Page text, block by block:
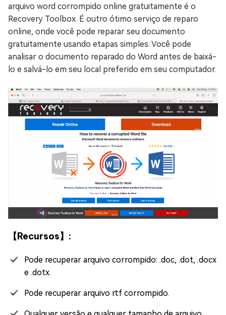
arquivo word corrompido online gratuitamente é o
Recovery Toolbox. É outro ótimo serviço de reparo
online, onde você pode reparar seu documento
gratuitamente usando etapas simples. Você pode
analisar o documento reparado do Word antes de baixá-
lo e salvá-lo em seu local preferido em seu computador.
【Recursos】:
Pode recuperar arquivo corrompido: .doc, .dot, .docx
e .dotx.
Pode recuperar arquivo rtf corrompido.